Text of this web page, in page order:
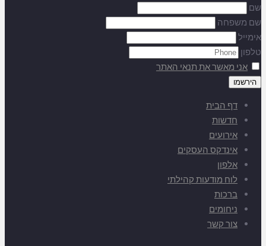
שם
שם משפחה
אימייל
טלפון
אני מאשר את תנאי האתר
דף הבית
חדשות
אירועים
אינדקס העסקים
אלפון
לוח מודעות קהילתי
ברכות
ניחומים
צור קשר